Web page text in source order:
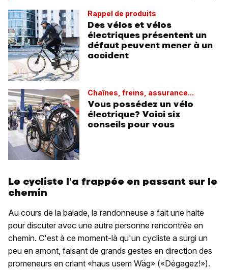
Rappel de produits
Des vélos et vélos
électriques présentent un
défaut peuvent mener à un
accident
Chaînes, freins, assurance...
Vous possédez un vélo
électrique? Voici six
conseils pour vous
Le cycliste l'a frappée en passant sur le
chemin
Au cours de la balade, la randonneuse a fait une halte
pour discuter avec une autre personne rencontrée en
chemin. C'est à ce moment-là qu'un cycliste a surgi un
peu en amont, faisant de grands gestes en direction des
promeneurs en criant «haus usem Wäg» («Dégagez!»).